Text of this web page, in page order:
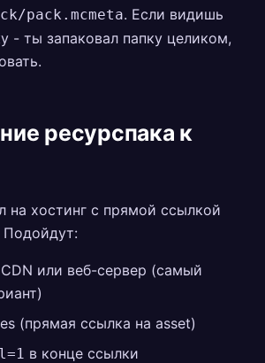
pack.mcmeta. Если видишь
- ты запаковал папку целиком,
ресурспака к
на хостинг с прямой ссылкой
Подойдут:
или веб-сервер (самый
(прямая ссылка на asset)
в конце ссылки